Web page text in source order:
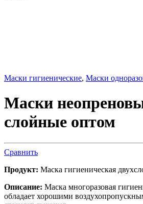
Маски гигиенические, Маски
Маски
слойные оптом
Сравнить
Продукт: Маска гигиеническая
Описание: Маска многоразовая
обладает хорошими